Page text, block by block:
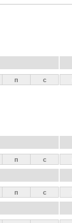
п с
п с
п с